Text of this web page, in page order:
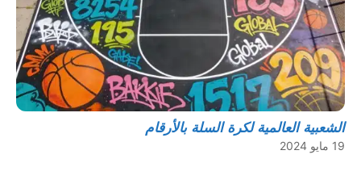
الشعبية العالمية لكرة السلة بالأرقام
19 مايو 2024